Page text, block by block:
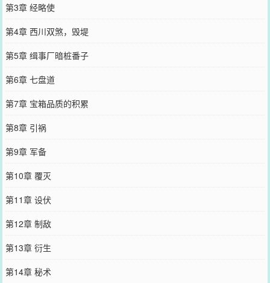
第3章 经略使
第4章 西川双煞，毁堤
第5章 缉事厂暗桩番子
第6章 七盘道
第7章 宝箱品质的积累
第8章 引祸
第9章 军备
第10章 覆灭
第11章 设伏
第12章 制敌
第13章 衍生
第14章 秘术